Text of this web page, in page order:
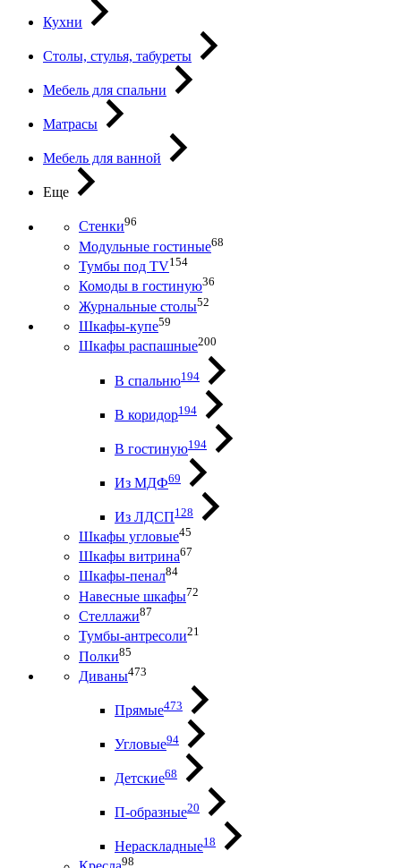
Кухни
Столы, стулья, табуреты
Мебель для спальни
Матрасы
Мебель для ванной
Еще
Стенки96
Модульные гостиные68
Тумбы под ТV154
Комоды в гостиную36
Журнальные столы52
Шкафы-купе59
Шкафы распашные200
В спальню194
В коридор194
В гостиную194
Из МДФ69
Из ЛДСП128
Шкафы угловые45
Шкафы витрина67
Шкафы-пенал84
Навесные шкафы72
Стеллажи87
Тумбы-антресоли21
Полки85
Диваны473
Прямые473
Угловые94
Детские68
П-образные20
Нераскладные18
98